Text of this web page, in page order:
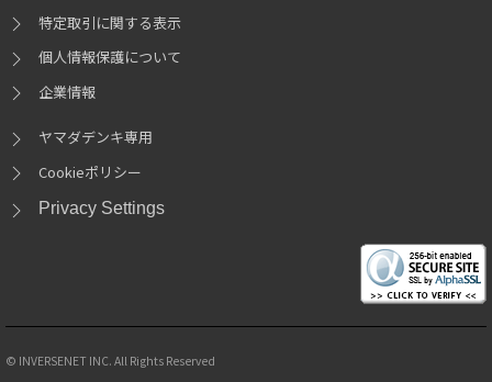
特定取引に関する表示
個人情報保護について
企業情報
ヤマダデンキ専用
Cookieポリシー
Privacy Settings
© INVERSENET INC. All Rights Reserved